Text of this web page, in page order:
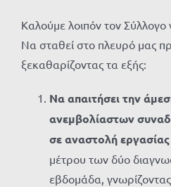
Καλούμε λοιπόν τον Σύλλογο
Να σταθεί στο πλευρό μας
ξεκαθαρίζοντας τα εξής:
Να απαιτήσει την
ανεμβολίαστων
σε αναστολή εργασίας
μέτρου των δύο
εβδομάδα,